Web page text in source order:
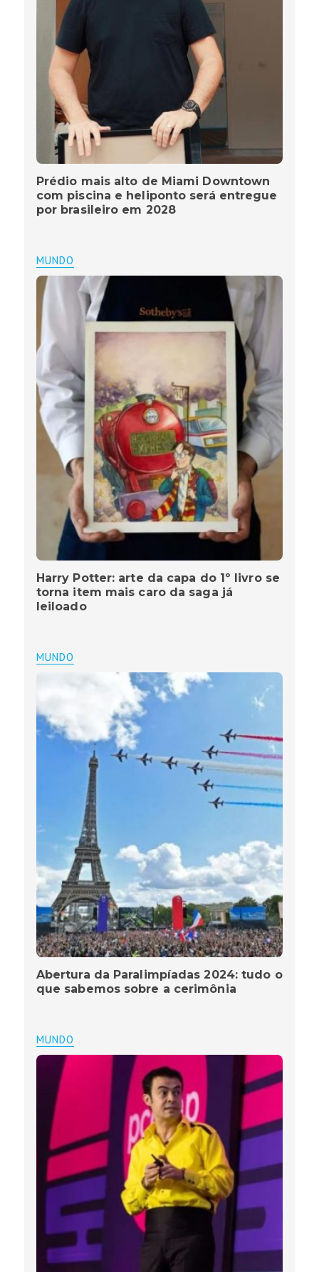
Prédio mais alto de Miami Downtown
com piscina e heliponto será entregue
por brasileiro em 2028
MUNDO
Harry Potter: arte da capa do 1º livro se
torna item mais caro da saga já
leiloado
MUNDO
Abertura da Paralimpíadas 2024: tudo o
que sabemos sobre a cerimônia
MUNDO